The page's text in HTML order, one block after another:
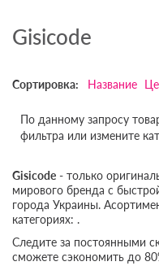
Gisicode
Сортировка: Название
По данному запросу
фильтра или измените
Gisicode - только
мирового бренда с
города Украины.
категориях: .
Следите за постоянными
сможете сэкономить до